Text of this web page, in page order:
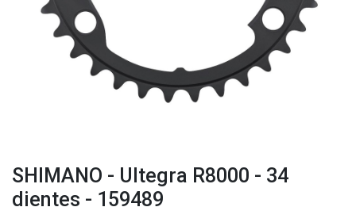
SHIMANO - Ultegra R8000 - 34
dientes - 159489